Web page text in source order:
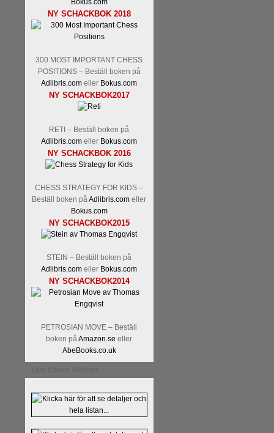
Bokus.com
NY SCHACKBOK 2018
300 MOST IMPORTANT CHESS
POSITIONS – Beställ boken på
Adlibris.com eller Bokus.com
NY SCHACKBOK2017
RETI – Beställ boken på
Adlibris.com eller Bokus.com
NY SCHACKBOK 2016
CHESS STRATEGY FOR KIDS –
Beställ boken påAdlibris.com eller
Bokus.com
NY SCHACKBOK2015
STEIN – Beställ boken på
Adlibris.com eller Bokus.com
NY SCHACKBOK2014
PETROSIAN MOVE – Beställ
boken påAmazon.se eller
AbeBooks.co.uk